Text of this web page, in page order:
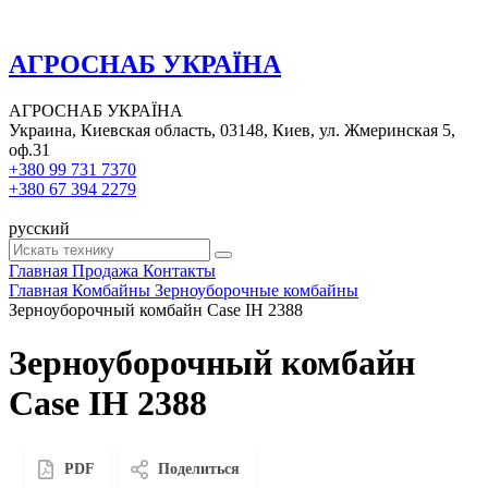
АГРОСНАБ УКРАЇНА
АГРОСНАБ УКРАЇНА
Украина, Киевская область, 03148, Киев, ул. Жмеринская 5,
оф.31
+380 99 731 7370
+380 67 394 2279
русский
Главная Продажа Контакты
Главная Комбайны Зерноуборочные комбайны
Зерноуборочный комбайн Case IH 2388
Зерноуборочный комбайн
Case IH 2388
PDF Поделиться